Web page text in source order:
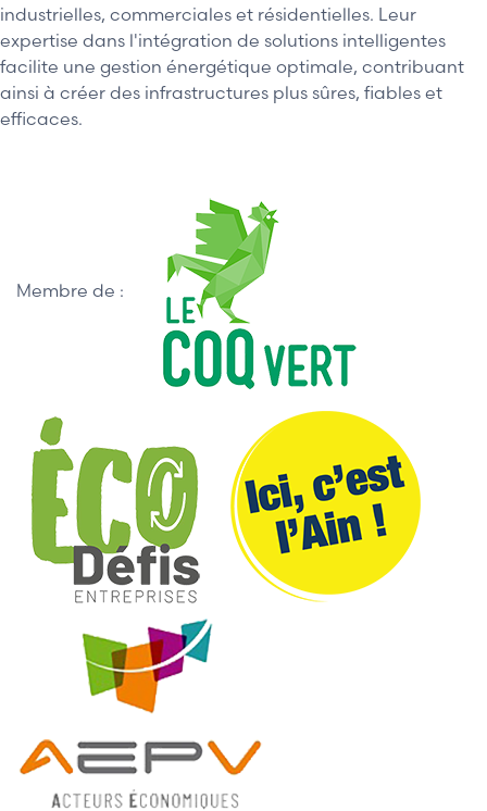
industrielles, commerciales et résidentielles. Leur
expertise dans l'intégration de solutions intelligentes
facilite une gestion énergétique optimale, contribuant
ainsi à créer des infrastructures plus sûres, fiables et
efficaces.
Membre de :